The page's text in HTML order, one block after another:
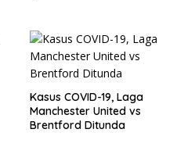
Kasus COVID-19, Laga
Manchester United vs
Brentford Ditunda